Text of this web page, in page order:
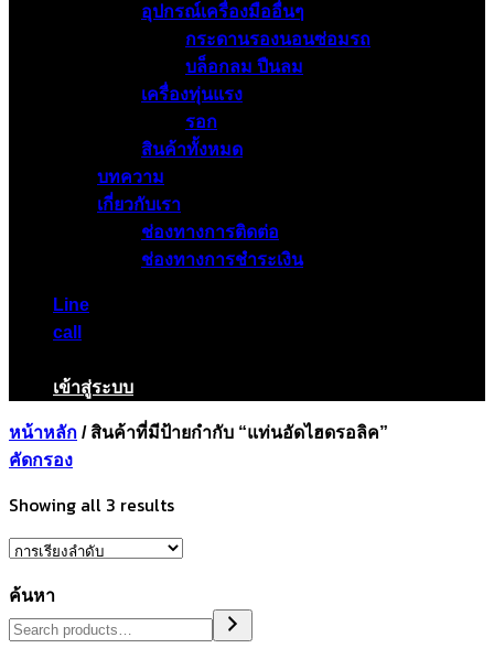
อุปกรณ์เครื่องมืออื่นๆ
กระดานรองนอนซ่อมรถ
บล็อกลม ปืนลม
เครื่องทุ่นแรง
รอก
สินค้าทั้งหมด
บทความ
เกี่ยวกับเรา
ช่องทางการติดต่อ
ช่องทางการชำระเงิน
Line
call
เข้าสู่ระบบ
หน้าหลัก /สินค้าที่มีป้ายกำกับ “แท่นอัดไฮดรอลิค”
คัดกรอง
Showing all 3 results
ค้นหา